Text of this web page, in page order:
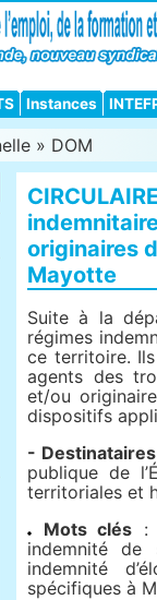
Instances
» DOM
originaires
Mayotte
Suite à la
régimes
ce territoire.
agents des
et/ou
dispositifs
- Destinataires
publique de
territoriales et
Mots clés :
indemnité de
indemnité
spécifiques à